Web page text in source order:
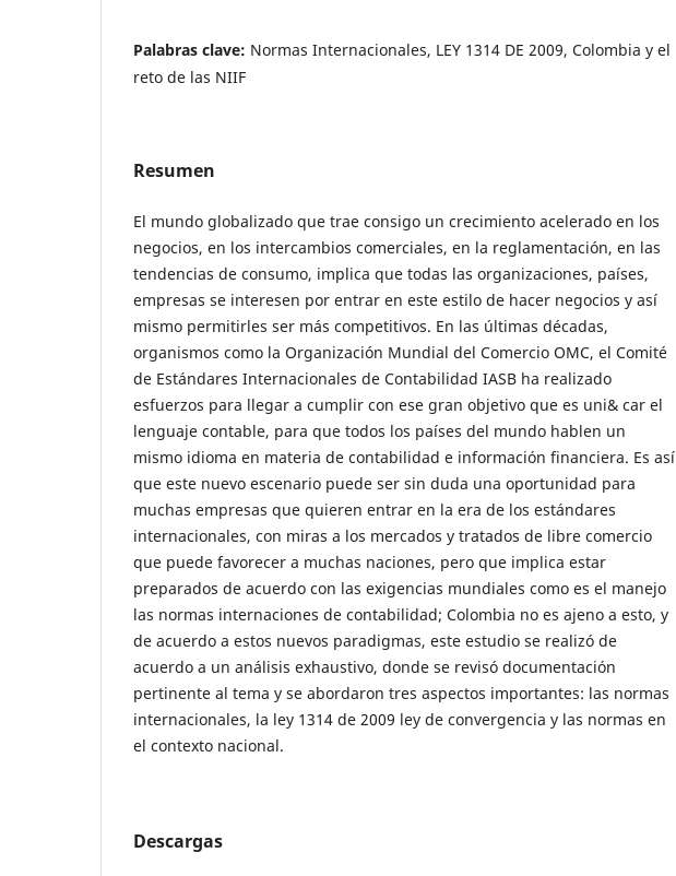
Palabras clave: Normas Internacionales, LEY 1314 DE 2009, Colombia y el
reto de las NIIF
Resumen
El mundo globalizado que trae consigo un crecimiento acelerado en los
negocios, en los intercambios comerciales, en la reglamentación, en las
tendencias de consumo, implica que todas las organizaciones, países,
empresas se interesen por entrar en este estilo de hacer negocios y así
mismo permitirles ser más competitivos. En las últimas décadas,
organismos como la Organización Mundial del Comercio OMC, el Comité
de Estándares Internacionales de Contabilidad IASB ha realizado
esfuerzos para llegar a cumplir con ese gran objetivo que es uni& car el
lenguaje contable, para que todos los países del mundo hablen un
mismo idioma en materia de contabilidad e información financiera. Es así
que este nuevo escenario puede ser sin duda una oportunidad para
muchas empresas que quieren entrar en la era de los estándares
internacionales, con miras a los mercados y tratados de libre comercio
que puede favorecer a muchas naciones, pero que implica estar
preparados de acuerdo con las exigencias mundiales como es el manejo
las normas internaciones de contabilidad; Colombia no es ajeno a esto, y
de acuerdo a estos nuevos paradigmas, este estudio se realizó de
acuerdo a un análisis exhaustivo, donde se revisó documentación
pertinente al tema y se abordaron tres aspectos importantes: las normas
internacionales, la ley 1314 de 2009 ley de convergencia y las normas en
el contexto nacional.
Descargas